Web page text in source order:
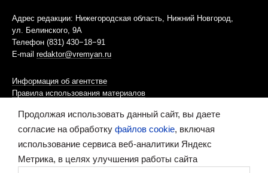
Адрес редакции: Нижегородская область, Нижний Новгород,
ул. Белинского, 9А
Телефон (831) 430−18−91
E-mail redaktor@vremyan.ru
Информация об агентстве
Правила использования материалов
Информационная политика использования «cookies»-файлов
Ресурс содержит материалы 16+
Продолжая использовать данный сайт, вы даете
согласие на обработку файлов cookie, включая
использование сервиса веб-аналитики Яндекс
Метрика, в целях улучшения работы сайта